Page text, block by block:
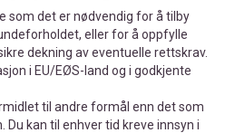
som det er nødvendig for å tilby
eller for å oppfylle
dekning av eventuelle rettskrav.
i EU/EØS-land og i godkjente
til andre formål enn det som
kan til enhver tid kreve innsyn i